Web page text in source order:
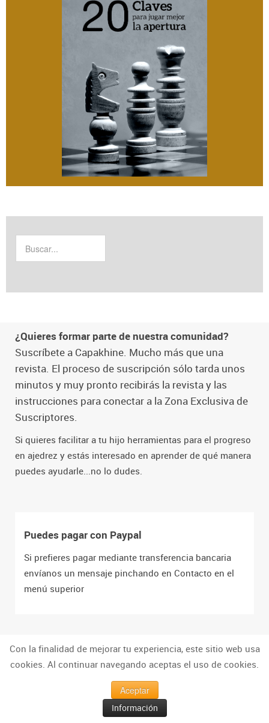
¿Quieres formar parte de nuestra comunidad?
Suscríbete a Capakhine. Mucho más que una
revista. El proceso de suscripción sólo tarda unos
minutos y muy pronto recibirás la revista y las
instrucciones para conectar a la Zona Exclusiva de
Suscriptores.
Si quieres facilitar a tu hijo herramientas para el progreso
en ajedrez y estás interesado en aprender de qué manera
puedes ayudarle...no lo dudes.
Puedes pagar con Paypal
Si prefieres pagar mediante transferencia bancaria
envíanos un mensaje pinchando en Contacto en el
menú superior
Torneos de Ajedrez para Niños
Con la finalidad de mejorar tu experiencia, este sitio web usa
cookies. Al continuar navegando aceptas el uso de cookies.
Aceptar
Información